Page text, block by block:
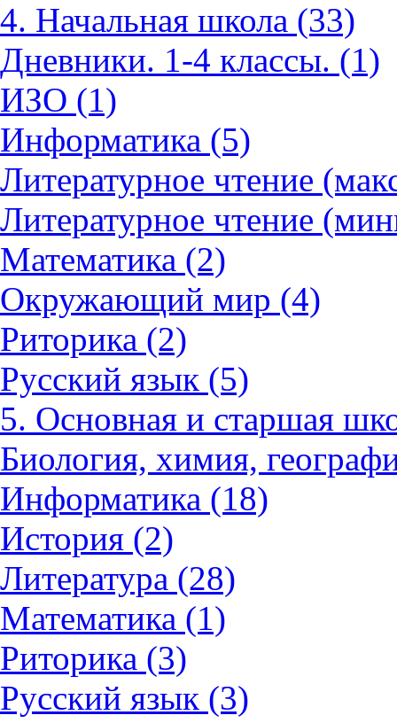
4. Начальная школа (33)
Дневники. 1-4 классы. (1)
ИЗО (1)
Информатика (5)
Литературное чтение
Литературное чтение
Математика (2)
Окружающий мир (4)
Риторика (2)
Русский язык (5)
5. Основная и старшая
Биология, химия,
Информатика (18)
История (2)
Литература (28)
Математика (1)
Риторика (3)
Русский язык (3)